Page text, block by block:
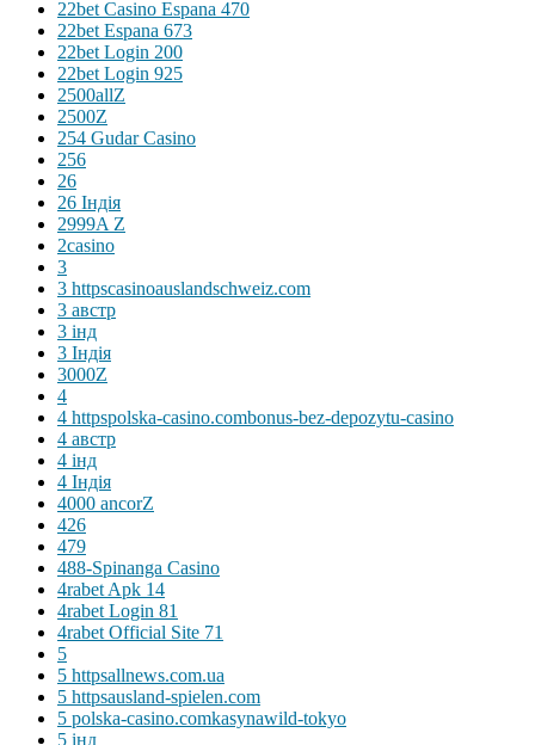
22bet Casino Espana 470
22bet Espana 673
22bet Login 200
22bet Login 925
2500allZ
2500Z
254 Gudar Casino
256
26
26 Індія
2999A Z
2casino
3
3 httpscasinoauslandschweiz.com
3 австр
3 інд
3 Індія
3000Z
4
4 httpspolska-casino.combonus-bez-depozytu-casino
4 австр
4 інд
4 Індія
4000 ancorZ
426
479
488-Spinanga Casino
4rabet Apk 14
4rabet Login 81
4rabet Official Site 71
5
5 httpsallnews.com.ua
5 httpsausland-spielen.com
5 polska-casino.comkasynawild-tokyo
5 інд